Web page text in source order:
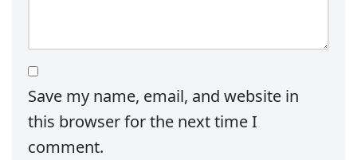
Save my name, email, and website in
this browser for the next time I
comment.